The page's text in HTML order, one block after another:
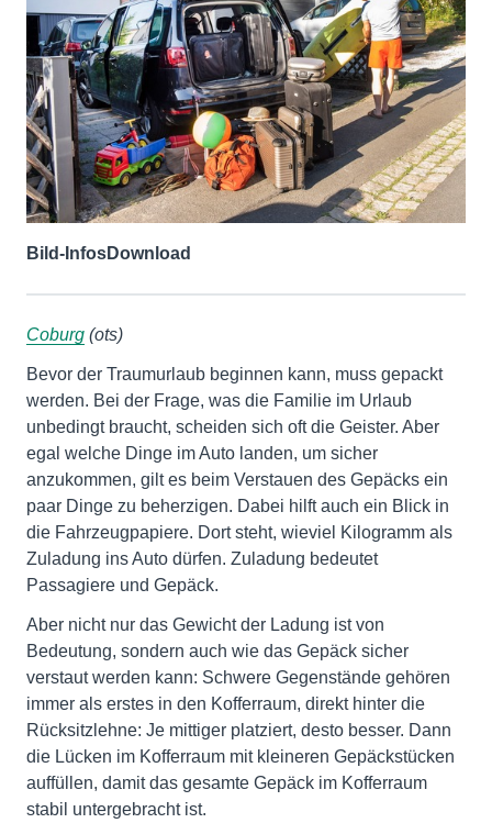
Bild-InfosDownload
Coburg (ots)
Bevor der Traumurlaub beginnen kann, muss gepackt
werden. Bei der Frage, was die Familie im Urlaub
unbedingt braucht, scheiden sich oft die Geister. Aber
egal welche Dinge im Auto landen, um sicher
anzukommen, gilt es beim Verstauen des Gepäcks ein
paar Dinge zu beherzigen. Dabei hilft auch ein Blick in
die Fahrzeugpapiere. Dort steht, wieviel Kilogramm als
Zuladung ins Auto dürfen. Zuladung bedeutet
Passagiere und Gepäck.
Aber nicht nur das Gewicht der Ladung ist von
Bedeutung, sondern auch wie das Gepäck sicher
verstaut werden kann: Schwere Gegenstände gehören
immer als erstes in den Kofferraum, direkt hinter die
Rücksitzlehne: Je mittiger platziert, desto besser. Dann
die Lücken im Kofferraum mit kleineren Gepäckstücken
auffüllen, damit das gesamte Gepäck im Kofferraum
stabil untergebracht ist.